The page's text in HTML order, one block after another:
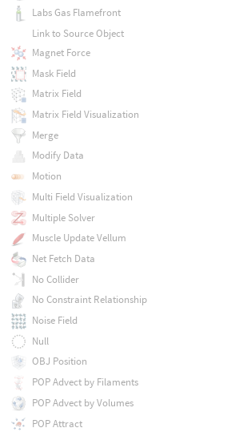
Labs Gas Flamefront
Link to Source Object
Magnet Force
Mask Field
Matrix Field
Matrix Field Visualization
Merge
Modify Data
Motion
Multi Field Visualization
Multiple Solver
Muscle Update Vellum
Net Fetch Data
No Collider
No Constraint Relationship
Noise Field
Null
OBJ Position
POP Advect by Filaments
POP Advect by Volumes
POP Attract